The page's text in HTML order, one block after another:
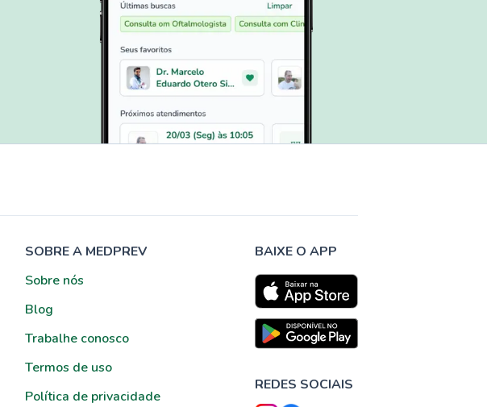
SOBRE A MEDPREV
Sobre nós
Blog
Trabalhe conosco
Termos de uso
Política de privacidade
BAIXE O APP
REDES SOCIAIS